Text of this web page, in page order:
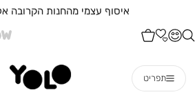
איסוף עצמי מהחנות הקרובה
תפריט